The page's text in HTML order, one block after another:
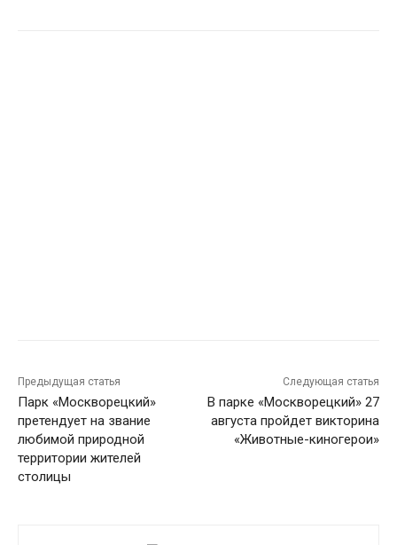
Предыдущая статья
Парк «Москворецкий»
претендует на звание
любимой природной
территории жителей
столицы
Следующая статья
В парке «Москворецкий» 27
августа пройдет викторина
«Животные-киногерои»